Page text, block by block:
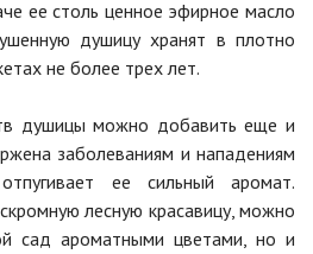
ее столь ценное эфирное масло
душицу хранят в плотно
не более трех лет.
душицы можно добавить еще и
заболеваниям и нападениям
ее сильный аромат.
лесную красавицу, можно
сад ароматными цветами, но и